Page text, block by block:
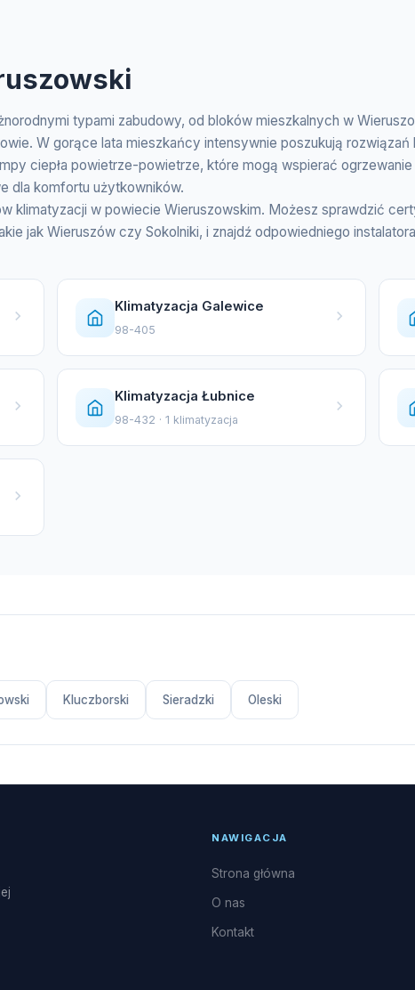
typami zabudowy, od bloków mieszkalnych w
W gorące lata mieszkańcy intensywnie poszukują
ciepła powietrze-powietrze, które mogą wspierać
dla komfortu użytkowników.
klimatyzacji w powiecie Wieruszowskim. Możesz sprawdzić
jak Wieruszów czy Sokolniki, i znajdź odpowiedniego
Klimatyzacja Galewice
98-405
Klimatyzacja Łubnice
98-432 · 1 klimatyzacja
Kluczborski Sieradzki Oleski
NAWIGACJA
Strona główna
O nas
Kontakt